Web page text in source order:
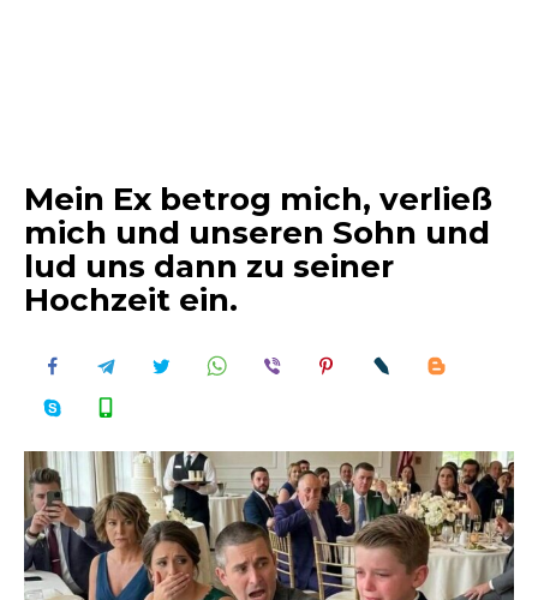
Mein Ex betrog mich, verließ
mich und unseren Sohn und
lud uns dann zu seiner
Hochzeit ein.